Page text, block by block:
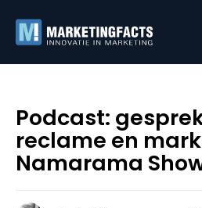
Podcast:
reclame en
Namarama